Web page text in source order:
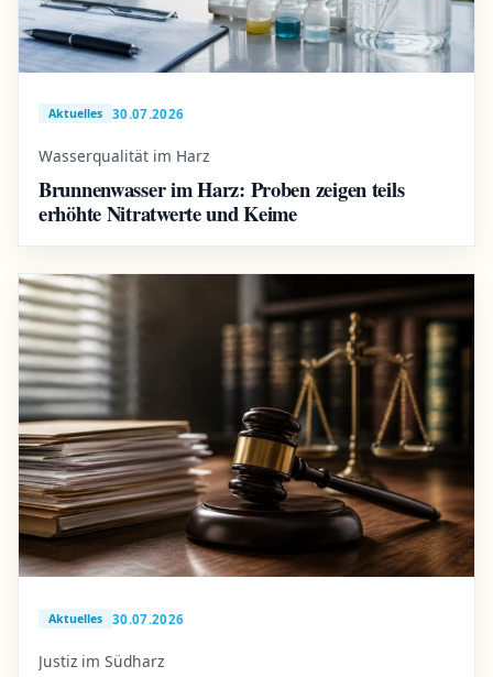
Aktuelles 30.07.2026
Wasserqualität im Harz
Brunnenwasser im Harz: Proben zeigen teils
erhöhte Nitratwerte und Keime
Aktuelles 30.07.2026
Justiz im Südharz